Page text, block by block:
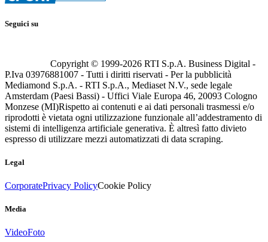
Seguici su
Copyright © 1999-2026 RTI S.p.A. Business Digital -
P.Iva 03976881007 - Tutti i diritti riservati - Per la pubblicità
Mediamond S.p.A. - RTI S.p.A., Mediaset N.V., sede legale
Amsterdam (Paesi Bassi) - Uffici Viale Europa 46, 20093 Cologno
Monzese (MI)Rispetto ai contenuti e ai dati personali trasmessi e/o
riprodotti è vietata ogni utilizzazione funzionale all’addestramento di
sistemi di intelligenza artificiale generativa. È altresì fatto divieto
espresso di utilizzare mezzi automatizzati di data scraping.
Legal
CorporatePrivacy PolicyCookie Policy
Media
VideoFoto